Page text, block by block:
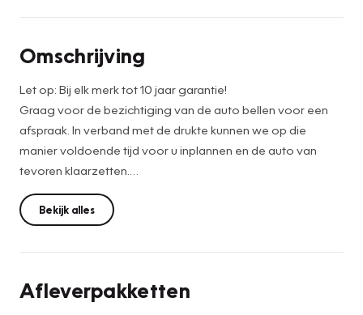
Omschrijving
Let op: Bij elk merk tot 10 jaar garantie!
Graag voor de bezichtiging van de auto bellen voor een
afspraak. In verband met de drukte kunnen we op die
manier voldoende tijd voor u inplannen en de auto van
tevoren klaarzetten.
De netto prijs bedraagt: €36.899,-. Voor de netto prijs
leveren wij de auto onder de volgende voorwaarden:
• APK en Leges
Bekijk alles
Afleverpakketten